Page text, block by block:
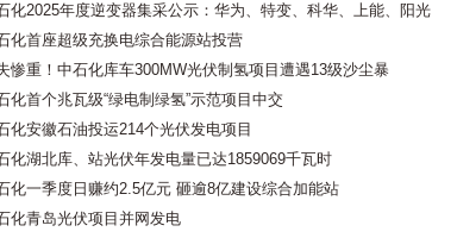
化2025年度逆变器集采公示：华为、特变、科华、上能、阳光
化首座超级充换电综合能源站投营
惨重！中石化库车300MW光伏制氢项目遭遇13级沙尘暴
化首个兆瓦级“绿电制绿氢”示范项目中交
化安徽石油投运214个光伏发电项目
化湖北库、站光伏年发电量已达1859069千瓦时
化一季度日赚约2.5亿元 砸逾8亿建设综合加能站
化青岛光伏项目并网发电